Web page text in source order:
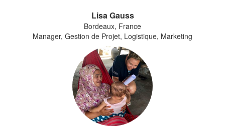
Lisa Gauss
Bordeaux, France
Manager, Gestion de Projet, Logistique, Marketing